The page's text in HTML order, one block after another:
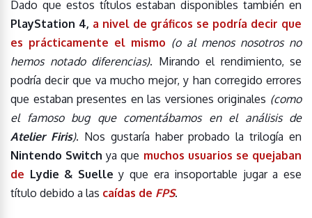
Dado que estos títulos estaban disponibles también en
PlayStation 4, a nivel de gráficos se podría decir que
es prácticamente el mismo (o al menos nosotros no
hemos notado diferencias). Mirando el rendimiento, se
podría decir que va mucho mejor, y han corregido errores
que estaban presentes en las versiones originales (como
el famoso bug que comentábamos en el análisis de
Atelier Firis). Nos gustaría haber probado la trilogía en
Nintendo Switch ya que muchos usuarios se quejaban
de Lydie & Suelle y que era insoportable jugar a ese
título debido a las caídas de FPS.